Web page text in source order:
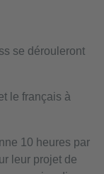
se dérouleront
le français à
10 heures par
leur projet de